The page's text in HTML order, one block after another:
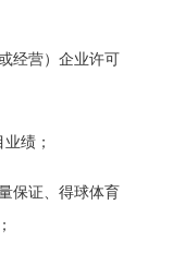
经营）企业许可
绩；
保证、得球体育